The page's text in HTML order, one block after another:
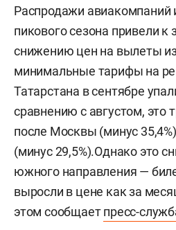
Распродажи авиакомпаний
пикового сезона привели к
снижению цен на вылеты
минимальные тарифы на
Татарстана в сентябре
сравнению с августом, это
после Москвы (минус
(минус 29,5%).Однако это
южного направления —
выросли в цене как за
этом сообщаетпресс-